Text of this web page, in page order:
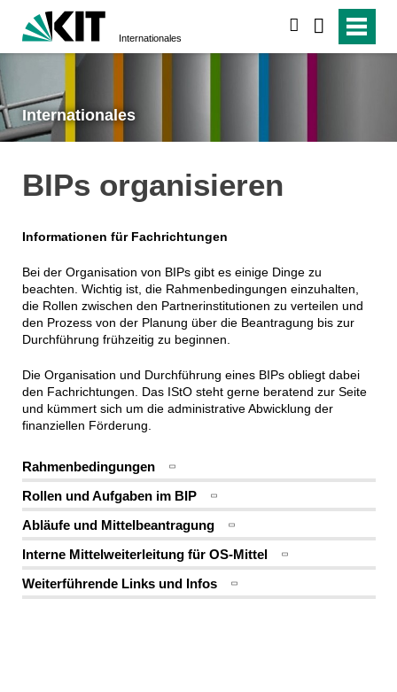
Internationales
Internationales
BIPs organisieren
Informationen für Fachrichtungen
Bei der Organisation von BIPs gibt es einige Dinge zu
beachten. Wichtig ist, die Rahmenbedingungen einzuhalten,
die Rollen zwischen den Partnerinstitutionen zu verteilen und
den Prozess von der Planung über die Beantragung bis zur
Durchführung frühzeitig zu beginnen.
Die Organisation und Durchführung eines BIPs obliegt dabei
den Fachrichtungen. Das IStO steht gerne beratend zur Seite
und kümmert sich um die administrative Abwicklung der
finanziellen Förderung.
Rahmenbedingungen
Rollen und Aufgaben im BIP
Abläufe und Mittelbeantragung
Interne Mittelweiterleitung für OS-Mittel
Weiterführende Links und Infos